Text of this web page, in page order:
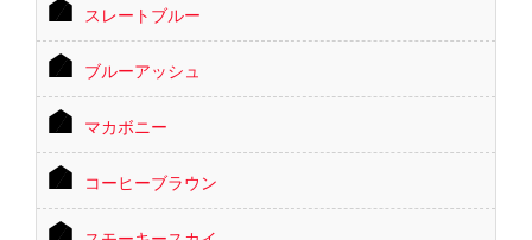
スレートブルー
ブルーアッシュ
マカボニー
コーヒーブラウン